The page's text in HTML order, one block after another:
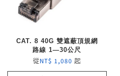
CAT. 8 40G 雙遮蔽頂規網
路線 1—30公尺
從NT$ 1,080 起